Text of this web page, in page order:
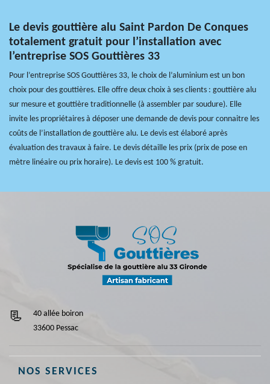
Le devis gouttière alu Saint Pardon De Conques
totalement gratuit pour l’installation avec
l’entreprise SOS Gouttières 33
Pour l’entreprise SOS Gouttières 33, le choix de l’aluminium est un bon
choix pour des gouttières. Elle offre deux choix à ses clients : gouttière alu
sur mesure et gouttière traditionnelle (à assembler par soudure). Elle
invite les propriétaires à déposer une demande de devis pour connaitre les
coûts de l’installation de gouttière alu. Le devis est élaboré après
évaluation des travaux à faire. Le devis détaille les prix (prix de pose en
mètre linéaire ou prix horaire). Le devis est 100 % gratuit.
40 allée boiron
33600 Pessac
NOS SERVICES